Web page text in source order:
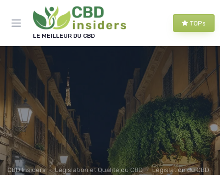
LE MEILLEUR DU CBD
TOPs
CBD Insiders Législation et Qualité du CBD Législation du CBD
Panneau de gestion des cookies